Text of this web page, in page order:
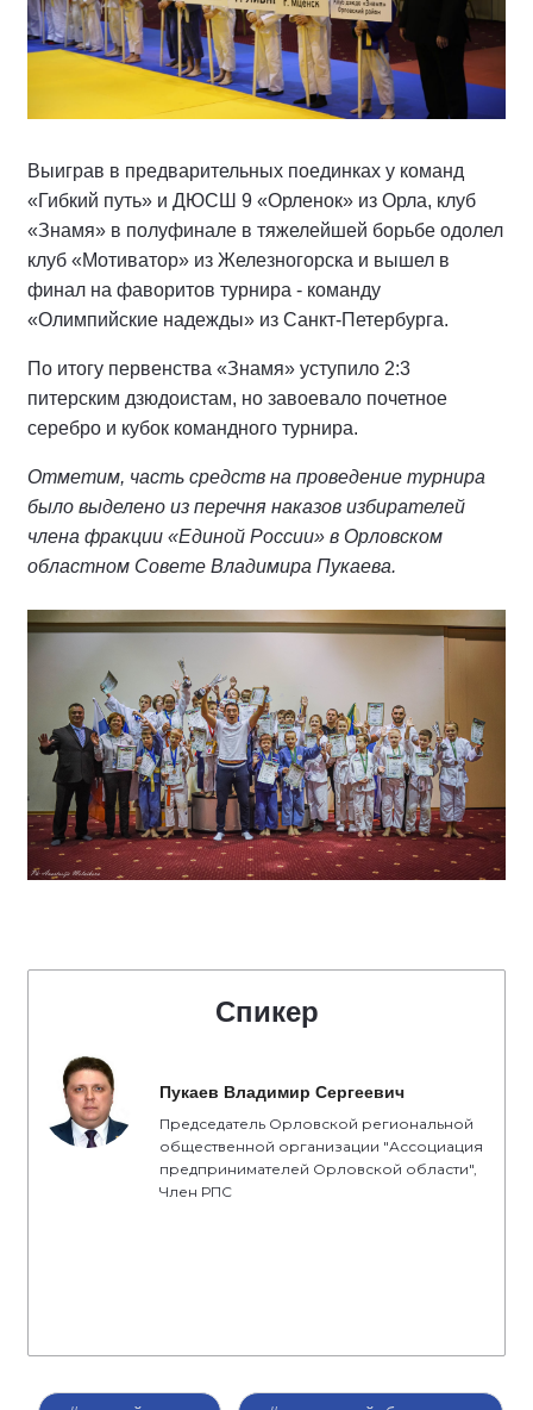
Выиграв в предварительных поединках у команд
«Гибкий путь» и ДЮСШ 9 «Орленок» из Орла, клуб
«Знамя» в полуфинале в тяжелейшей борьбе одолел
клуб «Мотиватор» из Железногорска и вышел в
финал на фаворитов турнира - команду
«Олимпийские надежды» из Санкт-Петербурга.
По итогу первенства «Знамя» уступило 2:3
питерским дзюдоистам, но завоевало почетное
серебро и кубок командного турнира.
Отметим, часть средств на проведение турнира
было выделено из перечня наказов избирателей
члена фракции «Единой России» в Орловском
областном Совете Владимира Пукаева.
Спикер
Пукаев Владимир Сергеевич
Председатель Орловской региональной
общественной организации "Ассоциация
предпринимателей Орловской области",
Член РПС